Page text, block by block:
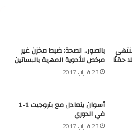
حقنًا
بالصور.. الصحة: ضبط مخزن غير
مرخص للأدوية المهربة بالبساتين
23 فبراير، 2017
أسوان يتعادل مع بتروجيت 1-1
في الدوري
23 فبراير، 2017